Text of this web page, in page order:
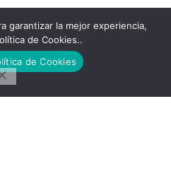
garantizar la mejor experiencia,
de Cookies..
de Cookies